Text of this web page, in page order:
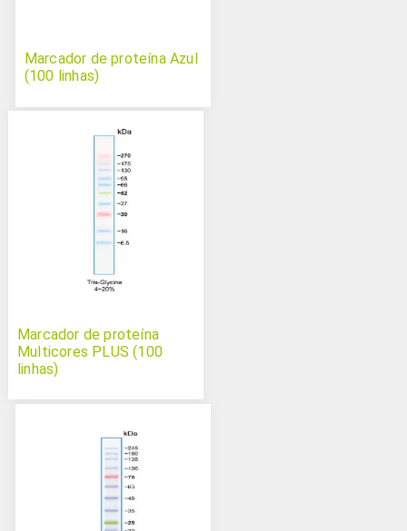
Marcador de proteína Azul
(100 linhas)
Marcador de proteína
Multicores PLUS (100
linhas)